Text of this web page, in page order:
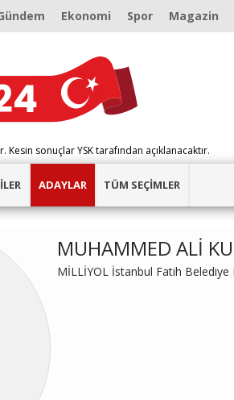
Ekonomi Spor Magazin
sonuçlar YSK tarafından açıklanacaktır.
ADAYLAR TÜM SEÇİMLER
MUHAMMED ALİ
MİLLİYOL İstanbul Fatih Belediye